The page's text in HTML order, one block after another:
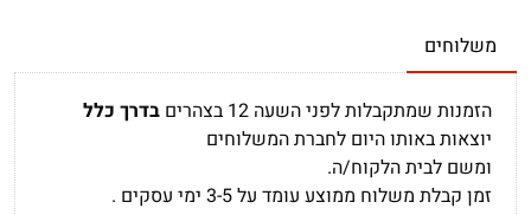
משלוחים
הזמנות שמתקבלות לפני השעה 12 בצהרים
בדרך כלל
יוצאות באותו היום לחברת המשלוחים
ומשם לבית הלקוח/ה.
זמן קבלת משלוח ממוצע עומד על 3-5 ימי עסקים .